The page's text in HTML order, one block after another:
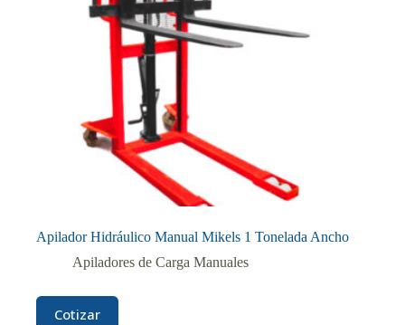
Apilador Hidráulico Manual Mikels 1 Tonelada Ancho
Apiladores de Carga Manuales
Cotizar